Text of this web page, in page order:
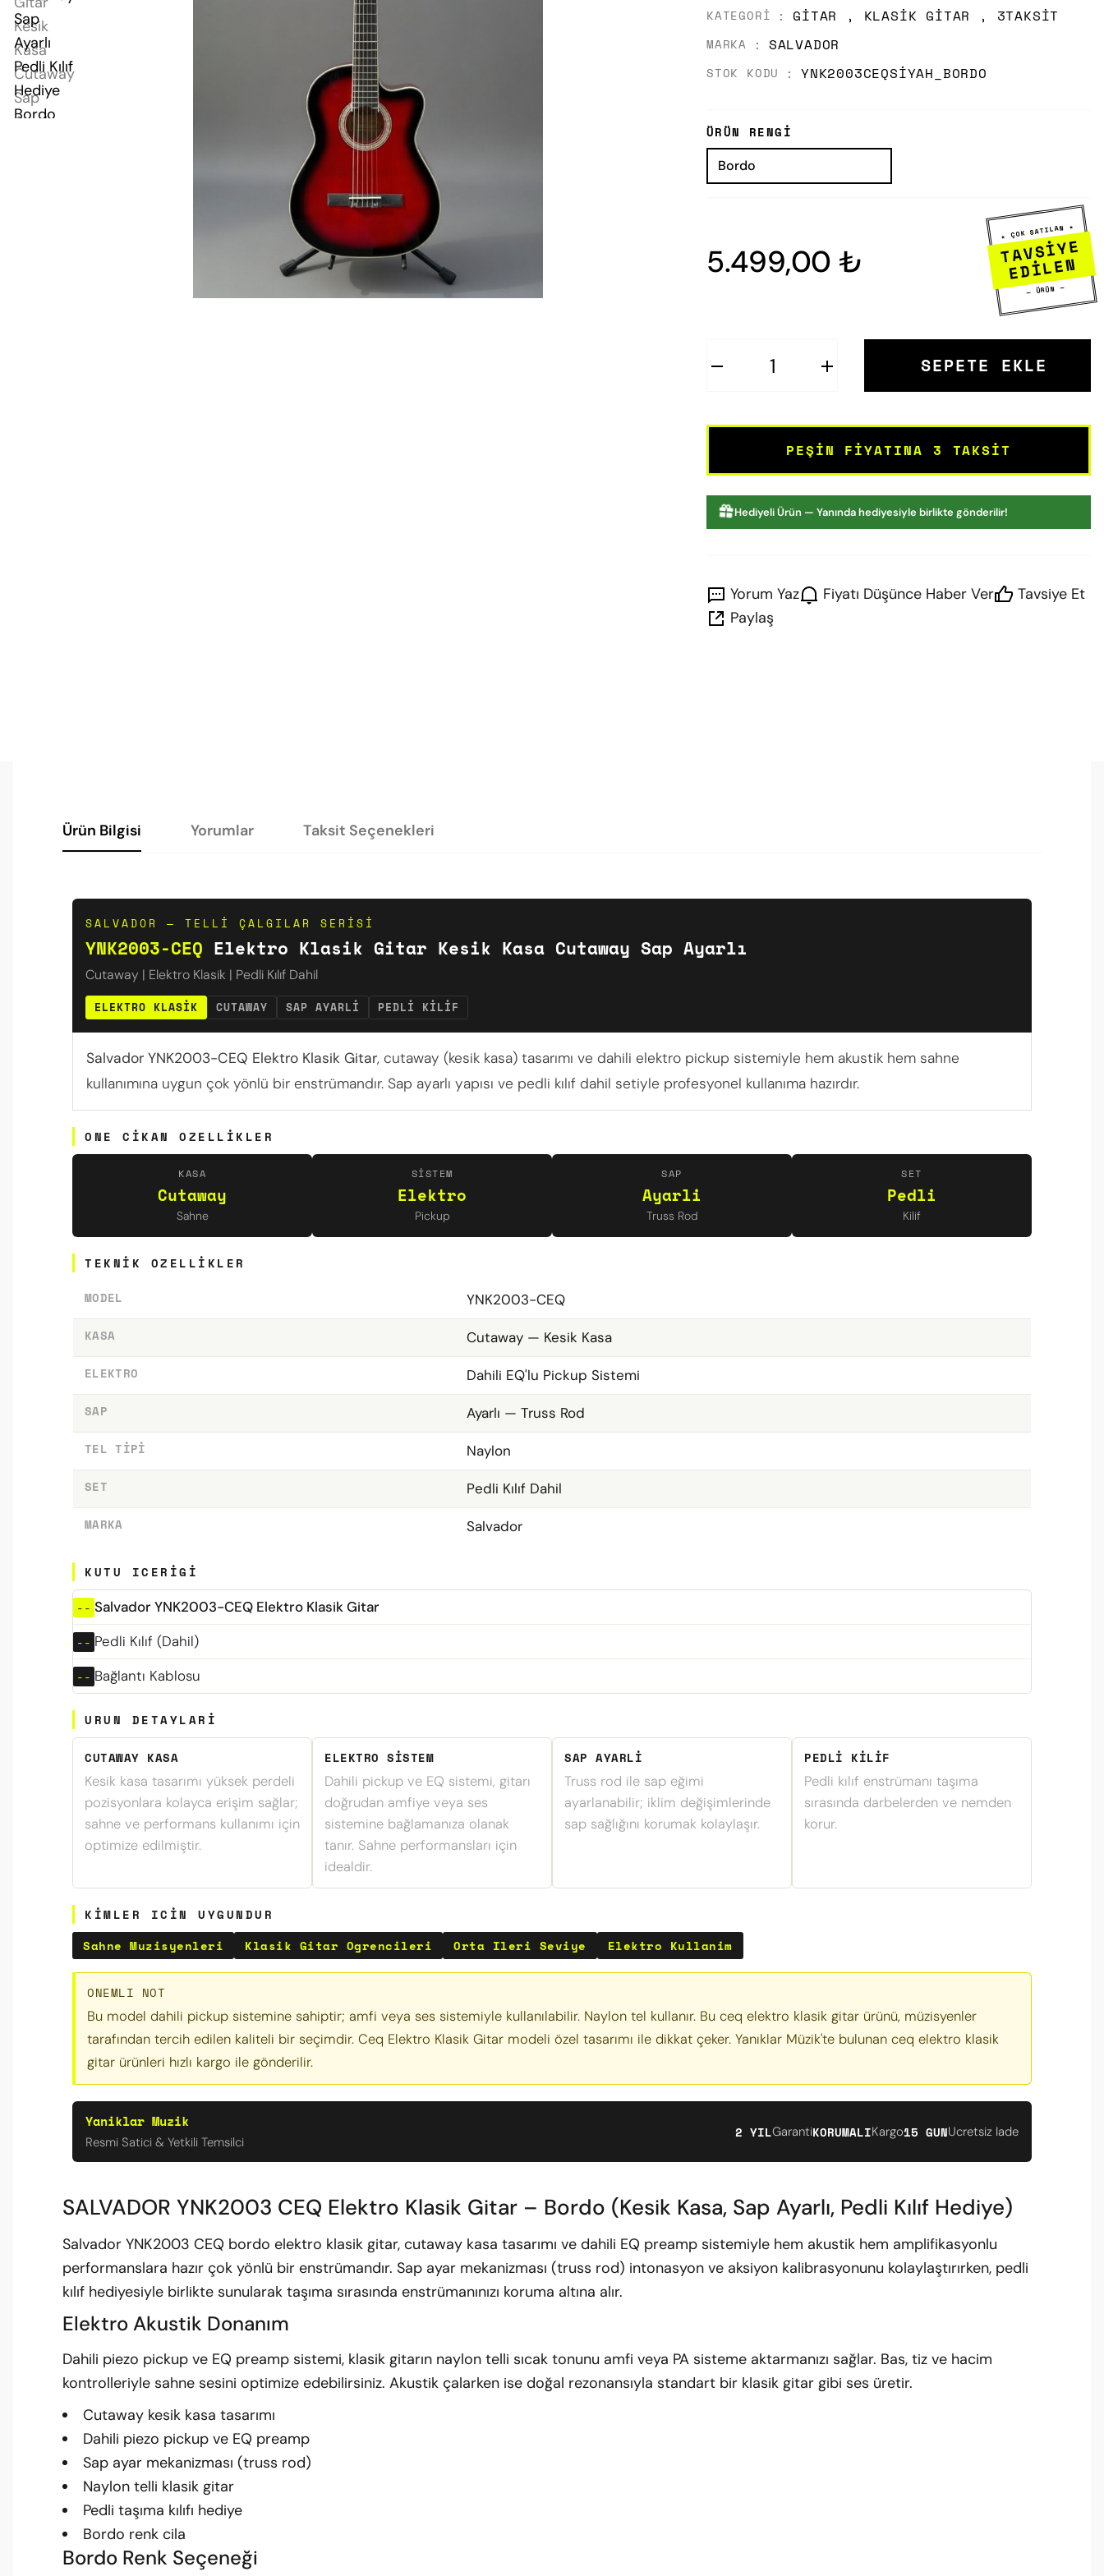
KATEGORI GITAR , KLASIK GITAR , 3TAKSIT
MARKA SALVADOR
STOK KODU YNK2003CEQSIYAH_BORDO
ÜRÜN RENGI
5.499,00 ₺
★ ÇOK SATILAN ★
TAVSİYE
EDİLEN
— ÜRÜN —
SEPETE EKLE
PEŞIN FIYATINA 3 TAKSIT
Hediyeli Ürün — Yanında hediyesiyle birlikte gönderilir!
Yorum Yaz Fiyatı Düşünce Haber Ver
Tavsiye Et
Paylaş
Ürün Bilgisi Yorumlar Taksit Seçenekleri
SALVADOR — TELLI ÇALGILAR SERISI
YNK2003-CEQ Elektro Klasik Gitar Kesik Kasa Cutaway Sap Ayarlı
Cutaway | Elektro Klasik | Pedli Kılıf Dahil
ELEKTRO KLASIK CUTAWAY SAP AYARLI PEDLI KILIF
Salvador YNK2003-CEQ Elektro Klasik Gitar, cutaway (kesik kasa) tasarımı ve dahili elektro pickup sistemiyle hem akustik hem sahne
kullanımına uygun çok yönlü bir enstrümandır. Sap ayarlı yapısı ve pedli kılıf dahil setiyle profesyonel kullanıma hazırdır.
ONE CIKAN OZELLIKLER
KASA
Cutaway
Sahne
SISTEM
Elektro
Pickup
SAP
Ayarli
Truss Rod
SET
Pedli
Kilif
TEKNIK OZELLIKLER
MODEL
YNK2003-CEQ
KASA Cutaway — Kesik Kasa
ELEKTRO Dahili EQ'lu Pickup Sistemi
SAP Ayarlı — Truss Rod
TEL TIPI Naylon
SET Pedli Kılıf Dahil
MARKA Salvador
KUTU ICERIGI
Salvador YNK2003-CEQ Elektro Klasik Gitar
Pedli Kılıf (Dahil)
Bağlantı Kablosu
URUN DETAYLARI
CUTAWAY KASA
Kesik kasa tasarımı yüksek perdeli
pozisyonlara kolayca erişim sağlar;
sahne ve performans kullanımı için
optimize edilmiştir.
ELEKTRO SISTEM
Dahili pickup ve EQ sistemi, gitarı
doğrudan amfiye veya ses
sistemine bağlamanıza olanak
tanır. Sahne performansları için
idealdir.
SAP AYARLI
Truss rod ile sap eğimi
ayarlanabilir; iklim değişimlerinde
sap sağlığını korumak kolaylaşır.
PEDLI KILIF
Pedli kılıf enstrümanı taşıma
sırasında darbelerden ve nemden
korur.
KIMLER ICIN UYGUNDUR
Sahne Muzisyenleri
Klasik Gitar Ogrencileri Orta Ileri Seviye Elektro Kullanim
ONEMLI NOT
Bu model dahili pickup sistemine sahiptir; amfi veya ses sistemiyle kullanılabilir. Naylon tel kullanır. Bu ceq elektro klasik gitar ürünü, müzisyenler
tarafından tercih edilen kaliteli bir seçimdir. Ceq Elektro Klasik Gitar modeli özel tasarımı ile dikkat çeker. Yanıklar Müzik'te bulunan ceq elektro klasik
gitar ürünleri hızlı kargo ile gönderilir.
Yaniklar Muzik
Resmi Satici & Yetkili Temsilci
2 YILGarantiKORUMALIKargo15 GUNUcretsiz Iade
SALVADOR YNK2003 CEQ Elektro Klasik Gitar – Bordo (Kesik Kasa, Sap Ayarlı, Pedli Kılıf Hediye)
Salvador YNK2003 CEQ bordo elektro klasik gitar, cutaway kasa tasarımı ve dahili EQ preamp sistemiyle hem akustik hem amplifikasyonlu
performanslara hazır çok yönlü bir enstrümandır. Sap ayar mekanizması (truss rod) intonasyon ve aksiyon kalibrasyonunu kolaylaştırırken, pedli
kılıf hediyesiyle birlikte sunularak taşıma sırasında enstrümanınızı koruma altına alır.
Elektro Akustik Donanım
Dahili piezo pickup ve EQ preamp sistemi, klasik gitarın naylon telli sıcak tonunu amfi veya PA sisteme aktarmanızı sağlar. Bas, tiz ve hacim
kontrolleriyle sahne sesini optimize edebilirsiniz. Akustik çalarken ise doğal rezonansıyla standart bir klasik gitar gibi ses üretir.
Cutaway kesik kasa tasarımı
Dahili piezo pickup ve EQ preamp
Sap ayar mekanizması (truss rod)
Naylon telli klasik gitar
Pedli taşıma kılıfı hediye
Bordo renk cila
Bordo Renk Seçeneği